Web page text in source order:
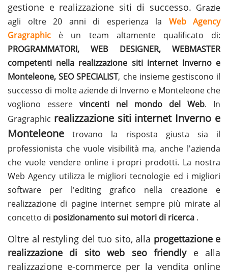
gestione e realizzazione siti di successo. Grazie
agli oltre 20 anni di esperienza la Web Agency
Gragraphic è un team altamente qualificato di:
PROGRAMMATORI, WEB DESIGNER, WEBMASTER
competenti nella realizzazione siti internet Inverno e
Monteleone, SEO SPECIALIST, che insieme gestiscono il
successo di molte aziende di Inverno e Monteleone che
vogliono essere vincenti nel mondo del Web. In
Gragraphic realizzazione siti internet Inverno e
Monteleone trovano la risposta giusta sia il
professionista che vuole visibilità ma, anche l'azienda
che vuole vendere online i propri prodotti. La nostra
Web Agency utilizza le migliori tecnologie ed i migliori
software per l'editing grafico nella creazione e
realizzazione di pagine internet sempre più mirate al
concetto di posizionamento sui motori di ricerca .
Oltre al restyling del tuo sito, alla progettazione e
realizzazione di sito web seo friendly e alla
realizzazione e-commerce per la vendita online